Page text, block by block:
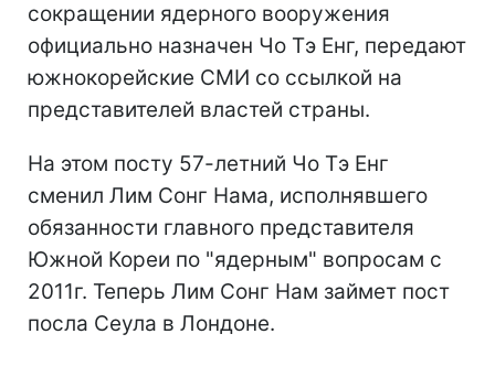
сокращении ядерного вооружения
официально назначен Чо Тэ Енг, передают
южнокорейские СМИ со ссылкой на
представителей властей страны.
На этом посту 57-летний Чо Тэ Енг
сменил Лим Сонг Нама, исполнявшего
обязанности главного представителя
Южной Кореи по "ядерным" вопросам с
2011г. Теперь Лим Сонг Нам займет пост
посла Сеула в Лондоне.